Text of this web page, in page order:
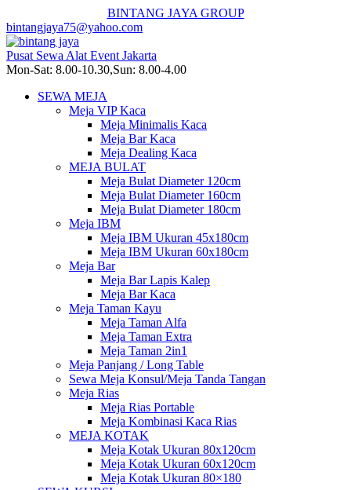
BINTANG JAYA GROUP
bintangjaya75@yahoo.com
Pusat Sewa Alat Event Jakarta
Mon-Sat: 8.00-10.30,Sun: 8.00-4.00
SEWA MEJA
Meja VIP Kaca
Meja Minimalis Kaca
Meja Bar Kaca
Meja Dealing Kaca
MEJA BULAT
Meja Bulat Diameter 120cm
Meja Bulat Diameter 160cm
Meja Bulat Diameter 180cm
Meja IBM
Meja IBM Ukuran 45x180cm
Meja IBM Ukuran 60x180cm
Meja Bar
Meja Bar Lapis Kalep
Meja Bar Kaca
Meja Taman Kayu
Meja Taman Alfa
Meja Taman Extra
Meja Taman 2in1
Meja Panjang / Long Table
Sewa Meja Konsul/Meja Tanda Tangan
Meja Rias
Meja Rias Portable
Meja Kombinasi Kaca Rias
MEJA KOTAK
Meja Kotak Ukuran 80x120cm
Meja Kotak Ukuran 60x120cm
Meja Kotak Ukuran 80×180